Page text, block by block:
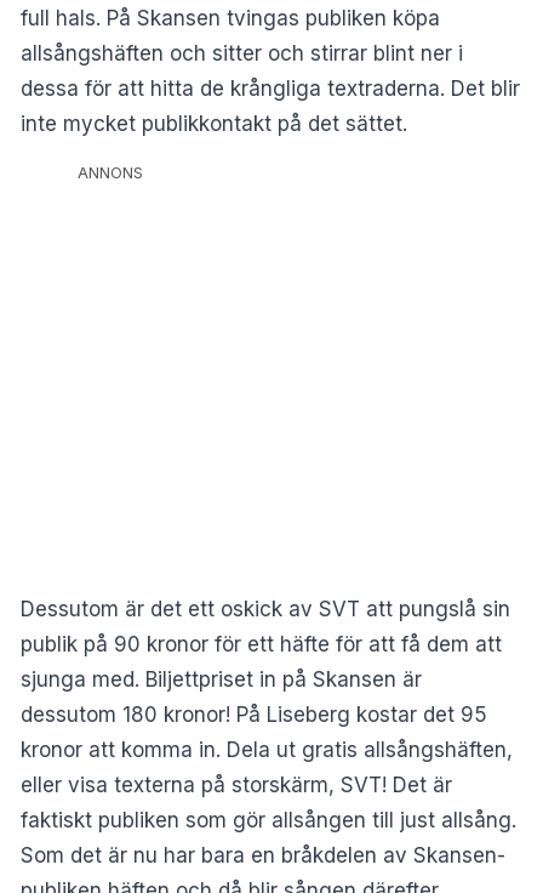
full hals. På Skansen tvingas publiken köpa
allsångshäften och sitter och stirrar blint ner i
dessa för att hitta de krångliga textraderna. Det blir
inte mycket publikkontakt på det sättet.
ANNONS
Dessutom är det ett oskick av SVT att pungslå sin
publik på 90 kronor för ett häfte för att få dem att
sjunga med. Biljettpriset in på Skansen är
dessutom 180 kronor! På Liseberg kostar det 95
kronor att komma in. Dela ut gratis allsångshäften,
eller visa texterna på storskärm, SVT! Det är
faktiskt publiken som gör allsången till just allsång.
Som det är nu har bara en bråkdelen av Skansen-